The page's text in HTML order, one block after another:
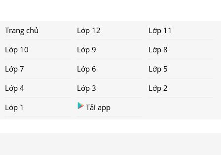
Trang chủ Lớp 12
Lớp 11
Lớp 10
Lớp 9
Lớp 8
Lớp 7
Lớp 6
Lớp 5
Lớp 4
Lớp 3
Lớp 2
Lớp 1
Tải app